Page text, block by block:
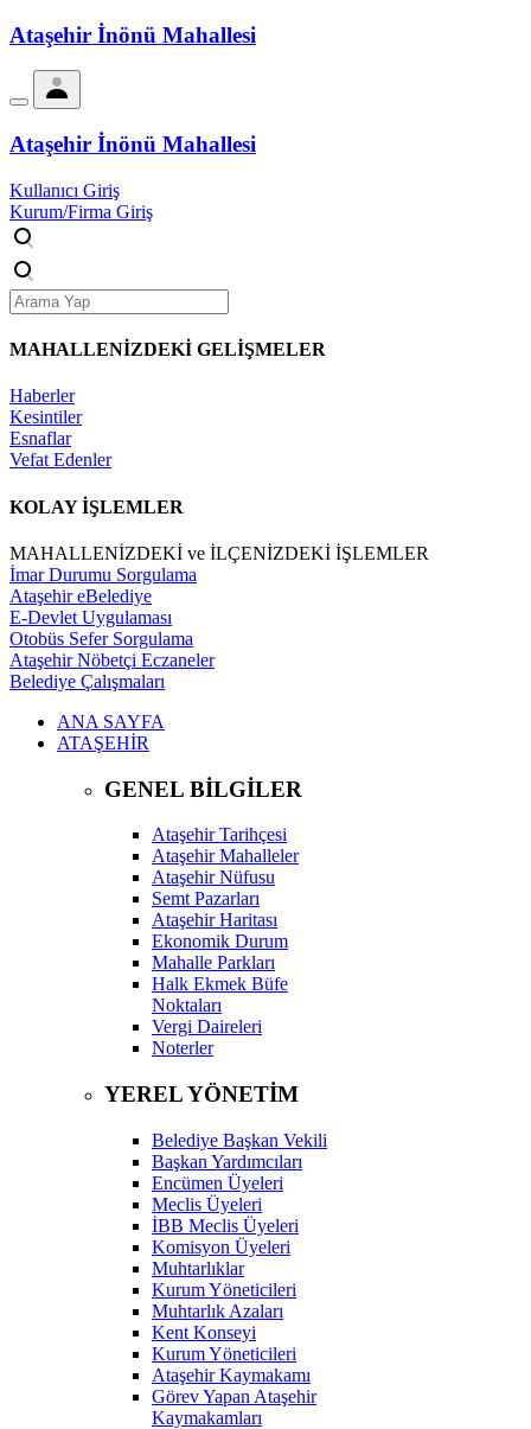
Ataşehir İnönü Mahallesi
Ataşehir İnönü Mahallesi
Kullanıcı Giriş
Kurum/Firma Giriş
MAHALLENİZDEKİ GELİŞMELER
Haberler
Kesintiler
Esnaflar
Vefat Edenler
KOLAY İŞLEMLER
MAHALLENİZDEKİ ve İLÇENİZDEKİ İŞLEMLER
İmar Durumu Sorgulama
Ataşehir eBelediye
E-Devlet Uygulaması
Otobüs Sefer Sorgulama
Ataşehir Nöbetçi Eczaneler
Belediye Çalışmaları
ANA SAYFA
ATAŞEHİR
GENEL BİLGİLER
Ataşehir Tarihçesi
Ataşehir Mahalleler
Ataşehir Nüfusu
Semt Pazarları
Ataşehir Haritası
Ekonomik Durum
Mahalle Parkları
Halk Ekmek Büfe
Noktaları
Vergi Daireleri
Noterler
YEREL YÖNETİM
Belediye Başkan Vekili
Başkan Yardımcıları
Encümen Üyeleri
Meclis Üyeleri
İBB Meclis Üyeleri
Komisyon Üyeleri
Muhtarlıklar
Kurum Yöneticileri
Muhtarlık Azaları
Kent Konseyi
Kurum Yöneticileri
Ataşehir Kaymakamı
Görev Yapan Ataşehir
Kaymakamları